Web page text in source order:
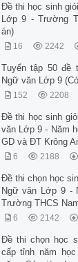
Đề thi học sinh
Lớp 9 - Trường
án)
16 2242
Tuyển tập 50 đề
Ngữ văn Lớp 9
152 2208
Đề thi học sinh
văn Lớp 9 - Năm
GD và ĐT Krông
6 2188
Đề thi chọn học
Ngữ văn Lớp 9 -
Trường THCS
6 2142
Đề thi chọn học
cấp tỉnh năm học